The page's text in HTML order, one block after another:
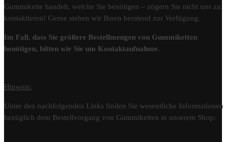
Gummikette handelt, welche Sie benötigen – zögern Sie nicht uns zu
kontaktieren! Gerne stehen wir Ihnen beratend zur Verfügung.
Im Fall, dass Sie größere Bestellmengen von Gummiketten
benötigen, bitten wir Sie um Kontaktaufnahme.
Hinweis:
Unter den nachfolgenden Links finden Sie wesentliche Informationen
bezüglich dem Bestellvorgang von Gummiketten in unserem Shop: